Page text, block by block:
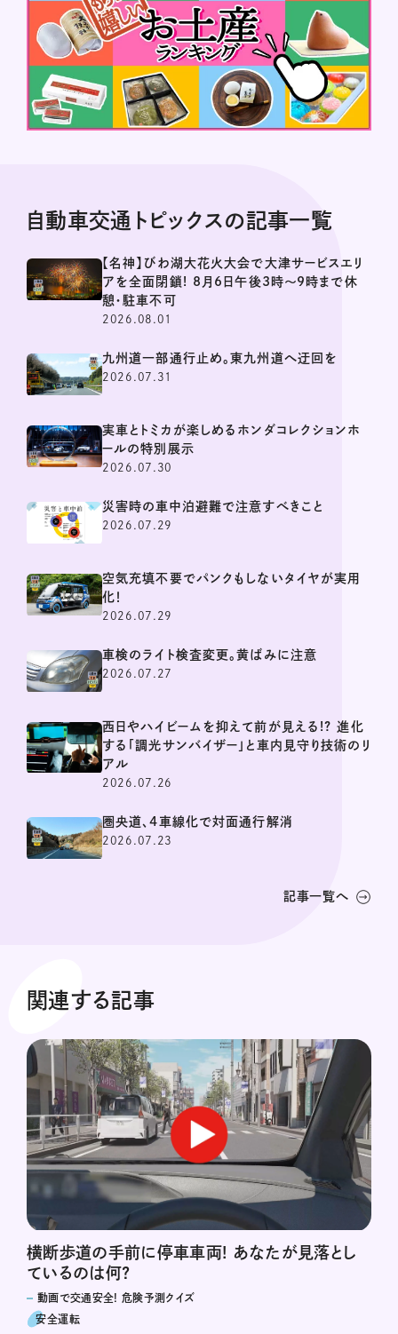
自動車交通トピックスの記事一覧
【名神】びわ湖大花火大会で大津サービスエリ
アを全面閉鎖! 8月6日午後3時～9時まで休
憩・駐車不可
2026.08.01
九州道一部通行止め。東九州道へ迂回を
2026.07.31
実車とトミカが楽しめるホンダコレクションホ
ールの特別展示
2026.07.30
災害時の車中泊避難で注意すべきこと
2026.07.29
空気充填不要でパンクもしないタイヤが実用
化！
2026.07.29
車検のライト検査変更。黄ばみに注意
2026.07.27
西日やハイビームを抑えて前が見える!? 進化
する「調光サンバイザー」と車内見守り技術のリ
アル
2026.07.26
圏央道、4車線化で対面通行解消
2026.07.23
記事一覧へ
関連する記事
横断歩道の手前に停車車両! あなたが見落とし
ているのは何?
動画で交通安全! 危険予測クイズ
安全運転